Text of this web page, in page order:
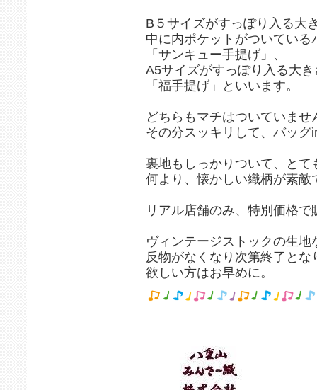
B５サイズがすっぽり入る大
中に内ポケットがついている
「サンキュー手提げ」、
A5サイズがすっぽり入る大
「福手提げ」といいます。
どちらもマチはついていませ
その分スッキリして、バッ
裏地もしっかりついて、と
何より、懐かしい織柄が素敵
リアル店舗のみ、特別価格で
ヴィンテージストックの生地
反物がなくなり次第終了とな
欲しい方はお早めに。